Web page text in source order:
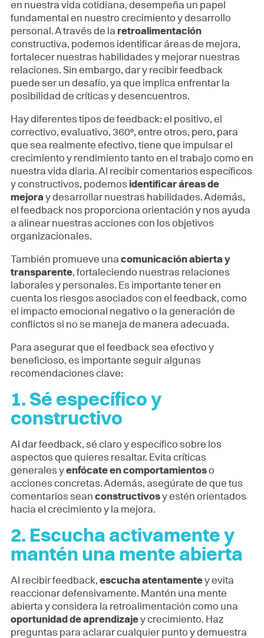
en nuestra vida cotidiana, desempeña un papel
fundamental en nuestro crecimiento y desarrollo
personal. A través de la retroalimentación
constructiva, podemos identificar áreas de mejora,
fortalecer nuestras habilidades y mejorar nuestras
relaciones. Sin embargo, dar y recibir feedback
puede ser un desafío, ya que implica enfrentar la
posibilidad de críticas y desencuentros.
Hay diferentes tipos de feedback: el positivo, el
correctivo, evaluativo, 360º, entre otros, pero, para
que sea realmente efectivo, tiene que impulsar el
crecimiento y rendimiento tanto en el trabajo como en
nuestra vida diaria. Al recibir comentarios específicos
y constructivos, podemos identificar áreas de
mejora y desarrollar nuestras habilidades. Además,
el feedback nos proporciona orientación y nos ayuda
a alinear nuestras acciones con los objetivos
organizacionales.
También promueve una comunicación abierta y
transparente, fortaleciendo nuestras relaciones
laborales y personales. Es importante tener en
cuenta los riesgos asociados con el feedback, como
el impacto emocional negativo o la generación de
conflictos si no se maneja de manera adecuada.
Para asegurar que el feedback sea efectivo y
beneficioso, es importante seguir algunas
recomendaciones clave:
1. Sé específico y
constructivo
Al dar feedback, sé claro y específico sobre los
aspectos que quieres resaltar. Evita críticas
generales yenfócate en comportamientoso
acciones concretas. Además, asegúrate de que tus
comentarios sean constructivosy estén orientados
hacia el crecimiento y la mejora.
2. Escucha activamente y
mantén una mente abierta
Al recibir feedback, escucha atentamentey evita
reaccionar defensivamente. Mantén una mente
abierta y considera la retroalimentación como una
oportunidad de aprendizajey crecimiento. Haz
preguntas para aclarar cualquier punto y demuestra